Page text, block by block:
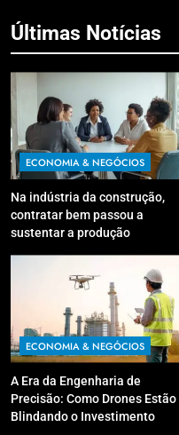
Últimas Notícias
ECONOMIA & NEGÓCIOS
Na indústria da construção,
contratar bem passou a
sustentar a produção
ECONOMIA & NEGÓCIOS
A Era da Engenharia de
Precisão: Como Drones Estão
Blindando o Investimento